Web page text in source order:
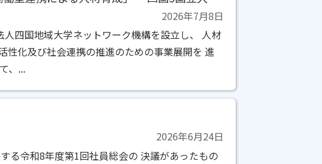
2026年7月8日
四国地域大学ネットワーク機構を設立し、 人材
性化及び社会連携の推進のための事業展開を 進
、...
2026年6月24日
る令和8年度第1回社員総会の 決議があったもの